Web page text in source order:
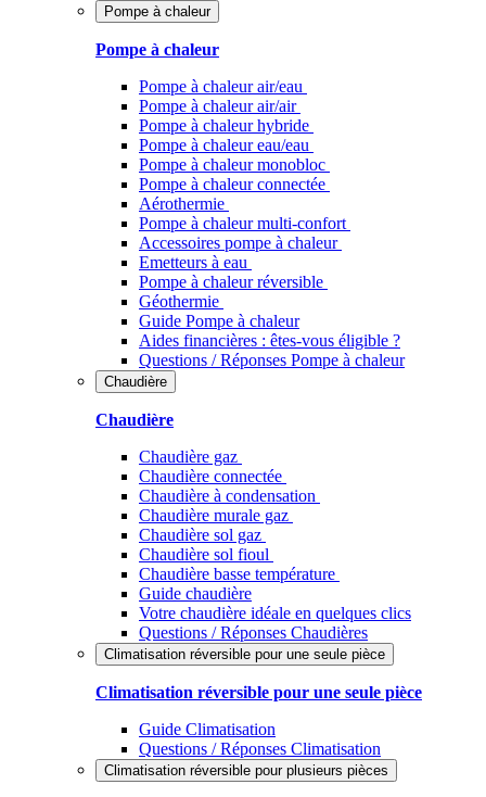
Pompe à chaleur
Pompe à chaleur
Pompe à chaleur air/eau
Pompe à chaleur air/air
Pompe à chaleur hybride
Pompe à chaleur​ eau/eau
Pompe à chaleur monobloc
Pompe à chaleur connectée
Aérothermie
Pompe à chaleur multi-confort
Accessoires pompe à chaleur
Emetteurs à eau
Pompe à chaleur réversible
Géothermie
Guide Pompe à chaleur
Aides financières : êtes-vous éligible ?
Questions / Réponses Pompe à chaleur
Chaudière
Chaudière
Chaudière gaz
Chaudière connectée
Chaudière à condensation
Chaudière murale gaz
Chaudière sol gaz
Chaudière sol fioul
Chaudière basse température
Guide chaudière
Votre chaudière idéale en quelques clics
Questions / Réponses Chaudières
Climatisation réversible pour une seule pièce
Climatisation réversible pour une seule pièce
Guide Climatisation
Questions / Réponses Climatisation
Climatisation réversible pour plusieurs pièces